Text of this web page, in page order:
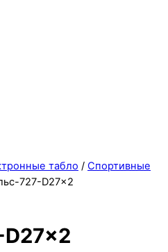
табло / Спортивные
727-D27x2